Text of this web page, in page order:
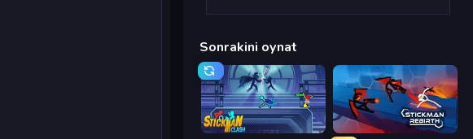
Sonrakini oynat
Stickman Clash Stickman Rebirth